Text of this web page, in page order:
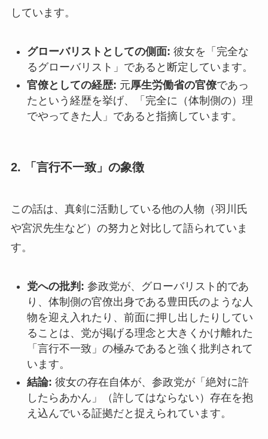
しています。
グローバリストとしての側面: 彼女を「完全な
るグローバリスト」であると断定しています。
官僚としての経歴: 元厚生労働省の官僚であっ
たという経歴を挙げ、「完全に（体制側の）理
でやってきた人」であると指摘しています。
2. 「言行不一致」の象徴
この話は、真剣に活動している他の人物（羽川氏
や宮沢先生など）の努力と対比して語られていま
す。
党への批判: 参政党が、グローバリスト的であ
り、体制側の官僚出身である豊田氏のような人
物を迎え入れたり、前面に押し出したりしてい
ることは、党が掲げる理念と大きくかけ離れた
「言行不一致」の極みであると強く批判されて
います。
結論: 彼女の存在自体が、参政党が「絶対に許
したらあかん」（許してはならない）存在を抱
え込んでいる証拠だと捉えられています。